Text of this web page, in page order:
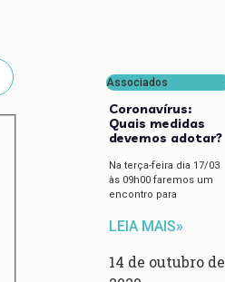
Associados
Coronavírus:
Quais medidas
devemos adotar?
Na terça-feira dia 17/03
às 09h00 faremos um
encontro para
LEIA MAIS»
14 de outubro de